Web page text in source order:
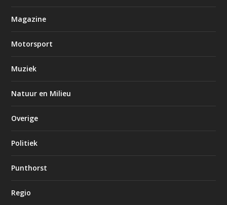
Magazine
Motorsport
Muziek
Natuur en Milieu
Overige
Politiek
Punthorst
Regio